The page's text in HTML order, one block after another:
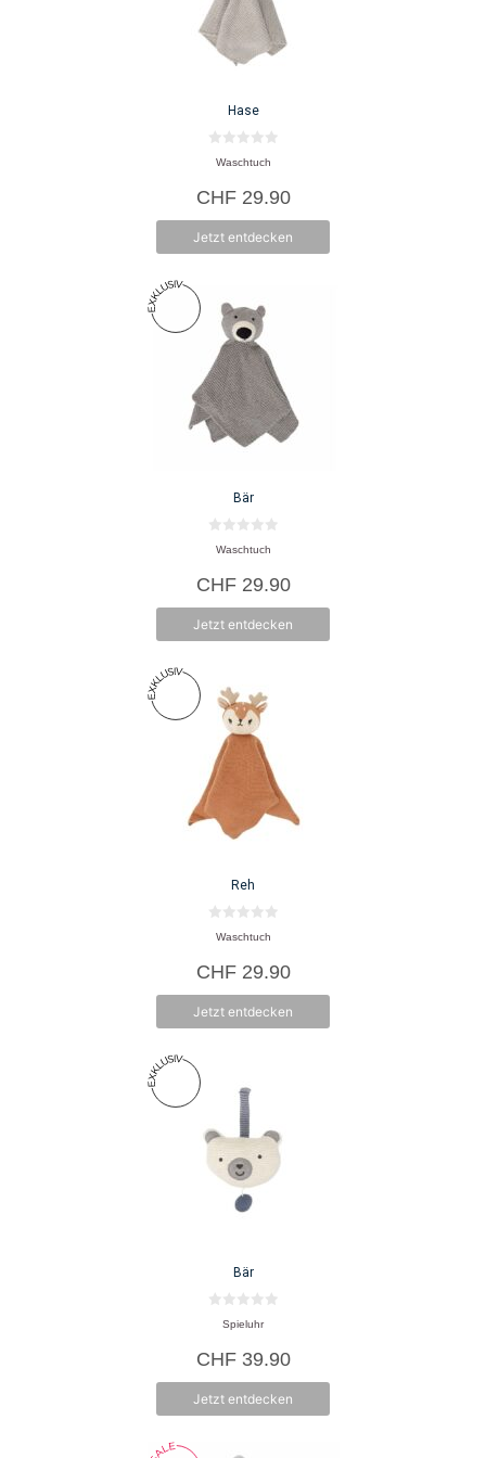
Hase
n
5
Waschtuch
CHF29.90
Jetzt entdecken
Bär
n
5
Waschtuch
CHF29.90
Jetzt entdecken
Reh
n
5
Waschtuch
CHF29.90
Jetzt entdecken
Bär
n
5
Spieluhr
CHF39.90
Jetzt entdecken